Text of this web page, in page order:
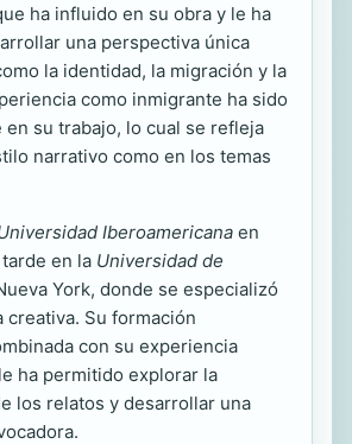
ha influido en su obra y le ha
una perspectiva única
la identidad, la migración y la
como inmigrante ha sido
en su trabajo, lo cual se refleja
narrativo como en los temas
Iberoamericana en
en la Universidad de
York, donde se especializó
creativa. Su formación
con su experiencia
ha permitido explorar la
los relatos y desarrollar una